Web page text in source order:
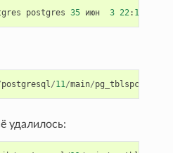
postgres 35 июн 3 22: 18
postgresql/11/main/pg_tblspc
удалилось: